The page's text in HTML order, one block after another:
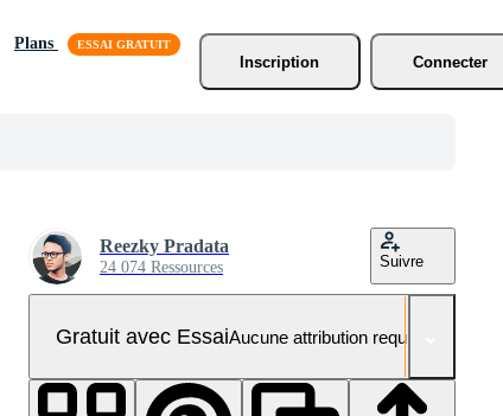
Plans
Inscription
Connecter
Reezky Pradata
24 074 Ressources Suivre
Gratuit avec EssaiAucune attribution requise